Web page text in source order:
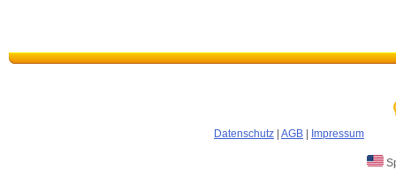
Datenschutz AGB Impressum